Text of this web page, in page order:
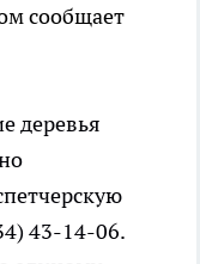
сообщает
деревья
43-14-06.